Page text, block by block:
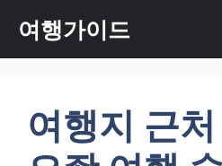
츠
여행가이드
여행지 근